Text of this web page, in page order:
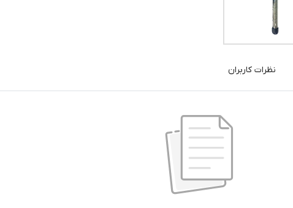
نظرات کاربران